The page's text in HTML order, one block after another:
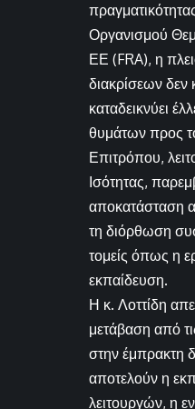
Οργανισμού
ΕΕ (FRA), η
διακρίσεων δεν
καταδεικνύει
θυμάτων προς
Επιτρόπου,
Ισότητας,
αποκατάσταση
τη διόρθωση
τομείς όπως η
εκπαίδευση.
Η κ. Λοττίδη
μετάβαση από
στην έμπρακτη
αποτελούν η
λειτουργών, η